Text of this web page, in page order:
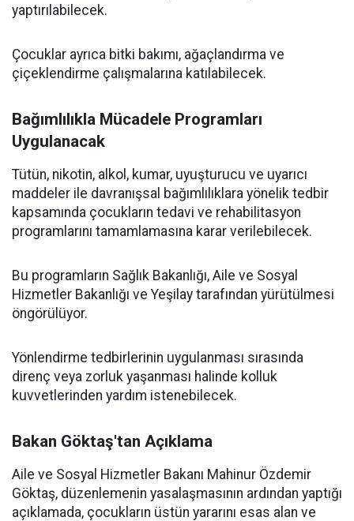
yaptırılabilecek.
Çocuklar ayrıca bitki bakımı, ağaçlandırma ve
çiçeklendirme çalışmalarına katılabilecek.
Bağımlılıkla Mücadele Programları
Uygulanacak
Tütün, nikotin, alkol, kumar, uyuşturucu ve uyarıcı
maddeler ile davranışsal bağımlılıklara yönelik tedbir
kapsamında çocukların tedavi ve rehabilitasyon
programlarını tamamlamasına karar verilebilecek.
Bu programların Sağlık Bakanlığı, Aile ve Sosyal
Hizmetler Bakanlığı ve Yeşilay tarafından yürütülmesi
öngörülüyor.
Yönlendirme tedbirlerinin uygulanması sırasında
direnç veya zorluk yaşanması halinde kolluk
kuvvetlerinden yardım istenebilecek.
Bakan Göktaş'tan Açıklama
Aile ve Sosyal Hizmetler Bakanı Mahinur Özdemir
Göktaş, düzenlemenin yasalaşmasının ardından yaptığı
açıklamada, çocukların üstün yararını esas alan ve